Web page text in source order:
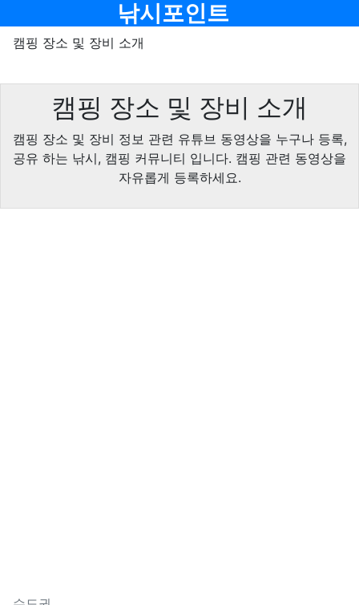
낚시포인트
캠핑 장소 및 장비 소개
캠핑 장소 및 장비 소개
캠핑 장소 및 장비 정보 관련 유튜브 동영상을 누구나 등록,
공유 하는 낚시, 캠핑 커뮤니티 입니다. 캠핑 관련 동영상을
자유롭게 등록하세요.